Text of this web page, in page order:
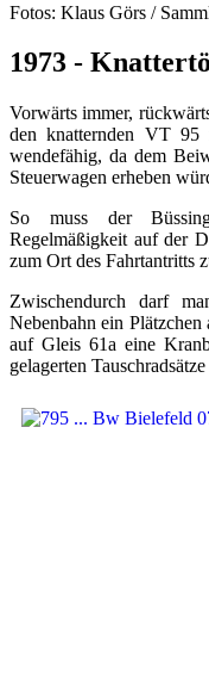
Fotos: Klaus Görs /
1973 -
Vorwärts immer,
den knatternden VT
wendefähig, da dem
Steuerwagen erheben
So muss der
Regelmäßigkeit auf der
zum Ort des Fahrtantritts
Zwischendurch darf
Nebenbahn ein
auf Gleis 61a eine
gelagerten